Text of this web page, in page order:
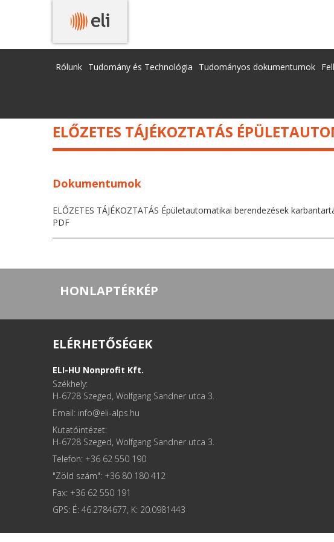
Rólunk Tudomány és Technológia Tudományos dokumentumok
ELŐZETES TÁJÉKOZTATÁS
Dokumentumok
ELŐZETES TÁJÉKOZTATÁS Épületautomatikai berendezések
PDF
HONLAPTÉRKÉP
ELÉRHETŐSÉGEK
ELI-HU Nonprofit Kft.
Székhely:
H-6728 Szeged, Wolfgang Sandner utca 3.
Email: info
Kutatóintézet:
H-6728 Szeged, Wolfgang Sandner utca 3.
Telefon: +36 62 550 190
"Zöld szám": +36 80 180 412
Fax: +36 62 550 191
GPS: É: 46.2784677, K: 20.0981443